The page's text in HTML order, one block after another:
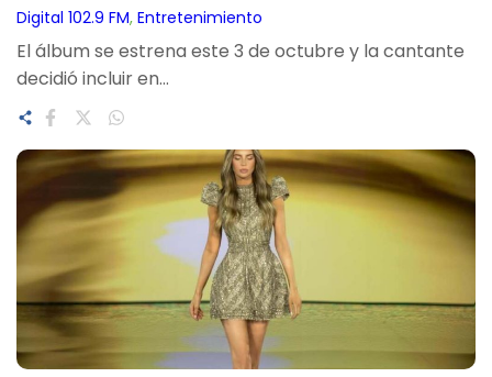
Digital 102.9 FM, Entretenimiento
El álbum se estrena este 3 de octubre y la cantante
decidió incluir en…